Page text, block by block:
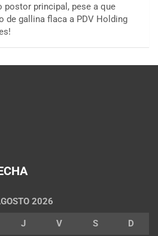
postor principal, pese a que
de gallina flaca a PDV Holding
2026
J V S D